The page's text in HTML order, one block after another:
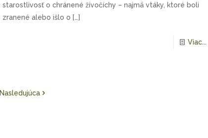
starostlivosť o chránené živočíchy – najmä vtáky, ktoré boli
zranené alebo išlo o […]
Viac...
Nasledujúca